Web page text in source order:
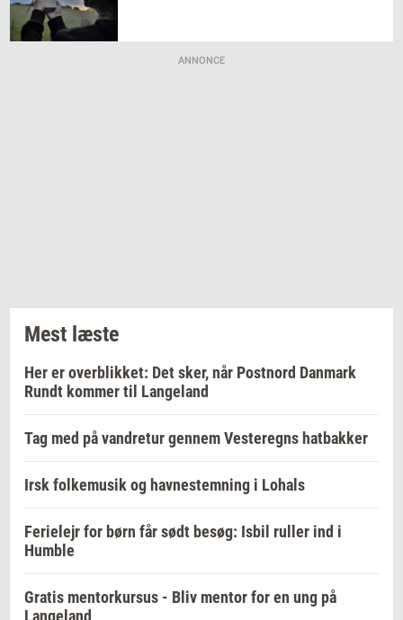
ANNONCE
Mest læste
Her er overblikket: Det sker, når Postnord Danmark
Rundt kommer til Langeland
Tag med på vandretur gennem Vesteregns hatbakker
Irsk folkemusik og havnestemning i Lohals
Ferielejr for børn får sødt besøg: Isbil ruller ind i
Humble
Gratis mentorkursus - Bliv mentor for en ung på
Langeland